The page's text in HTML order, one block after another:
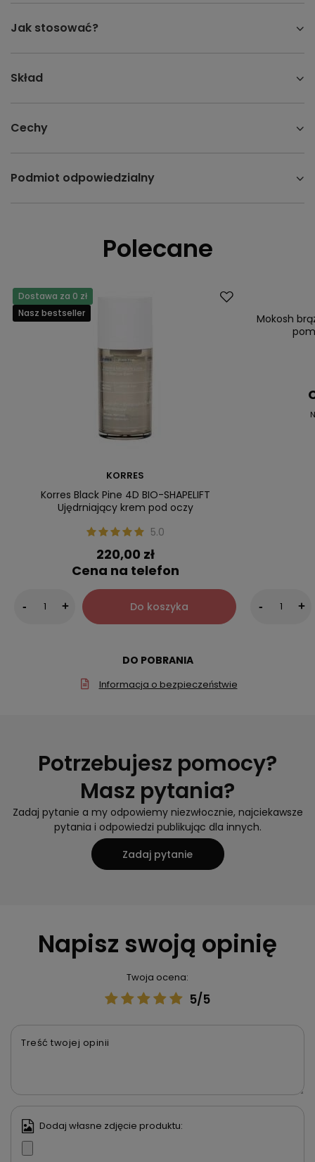
Jak stosować?
Skład
Cechy
Podmiot odpowiedzialny
Polecane
Dostawa za 0 zł
Nasz bestseller
KORRES
Korres Black Pine 4D BIO-SHAPELIFT
Ujędrniający krem pod oczy
5.0
220,00 zł
Cena na telefon
- + Do koszyka
Nasz
Mokosh
- +
DO POBRANIA
Informacja o bezpieczeństwie
Potrzebujesz pomocy?
Masz pytania?
Zadaj pytanie a my odpowiemy niezwłocznie, najciekawsze
pytania i odpowiedzi publikując dla innych.
Zadaj pytanie
Napisz swoją opinię
Twoja ocena:
5/5
Treść twojej opinii
Dodaj własne zdjęcie produktu: